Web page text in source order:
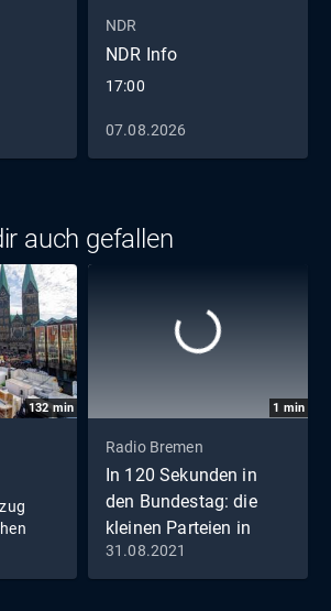
NDR
NDR Info
17:00
07.08.2026
auch gefallen
132min 1 min
Radio Bremen
In 120 Sekunden in
den Bundestag: die
kleinen Parteien in
Bremen
31.08.2021